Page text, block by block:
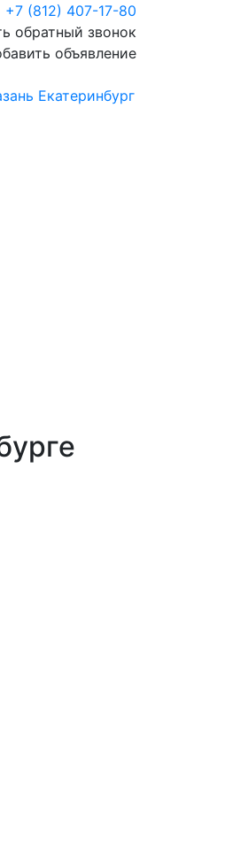
+7 (812) 407-17-80
обратный звонок
объявление
Екатеринбург